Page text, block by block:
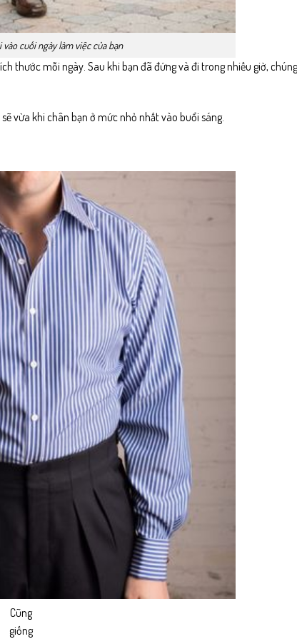
cuối ngày làm việc của bạn
thước mỗi ngày. Sau khi bạn đã đứng và đi trong nhiều giờ,
vừa khi chân bạn ở mức nhỏ nhất vào buổi sáng.
Cũng
giống